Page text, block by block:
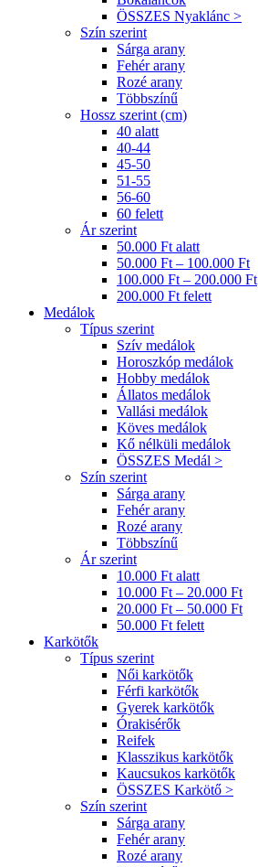
ÖSSZES Nyaklánc >
Szín szerint
Sárga arany
Fehér arany
Rozé arany
Többszínű
Hossz szerint (cm)
40 alatt
40-44
45-50
51-55
56-60
60 felett
Ár szerint
50.000 Ft alatt
50.000 Ft – 100.000 Ft
100.000 Ft – 200.000 Ft
200.000 Ft felett
Medálok
Típus szerint
Szív medálok
Horoszkóp medálok
Hobby medálok
Állatos medálok
Vallási medálok
Köves medálok
Kő nélküli medálok
ÖSSZES Medál >
Szín szerint
Sárga arany
Fehér arany
Rozé arany
Többszínű
Ár szerint
10.000 Ft alatt
10.000 Ft – 20.000 Ft
20.000 Ft – 50.000 Ft
50.000 Ft felett
Karkötők
Típus szerint
Női karkötők
Férfi karkötők
Gyerek karkötők
Órakisérők
Reifek
Klasszikus karkötők
Kaucsukos karkötők
ÖSSZES Karkötő >
Szín szerint
Sárga arany
Fehér arany
Rozé arany